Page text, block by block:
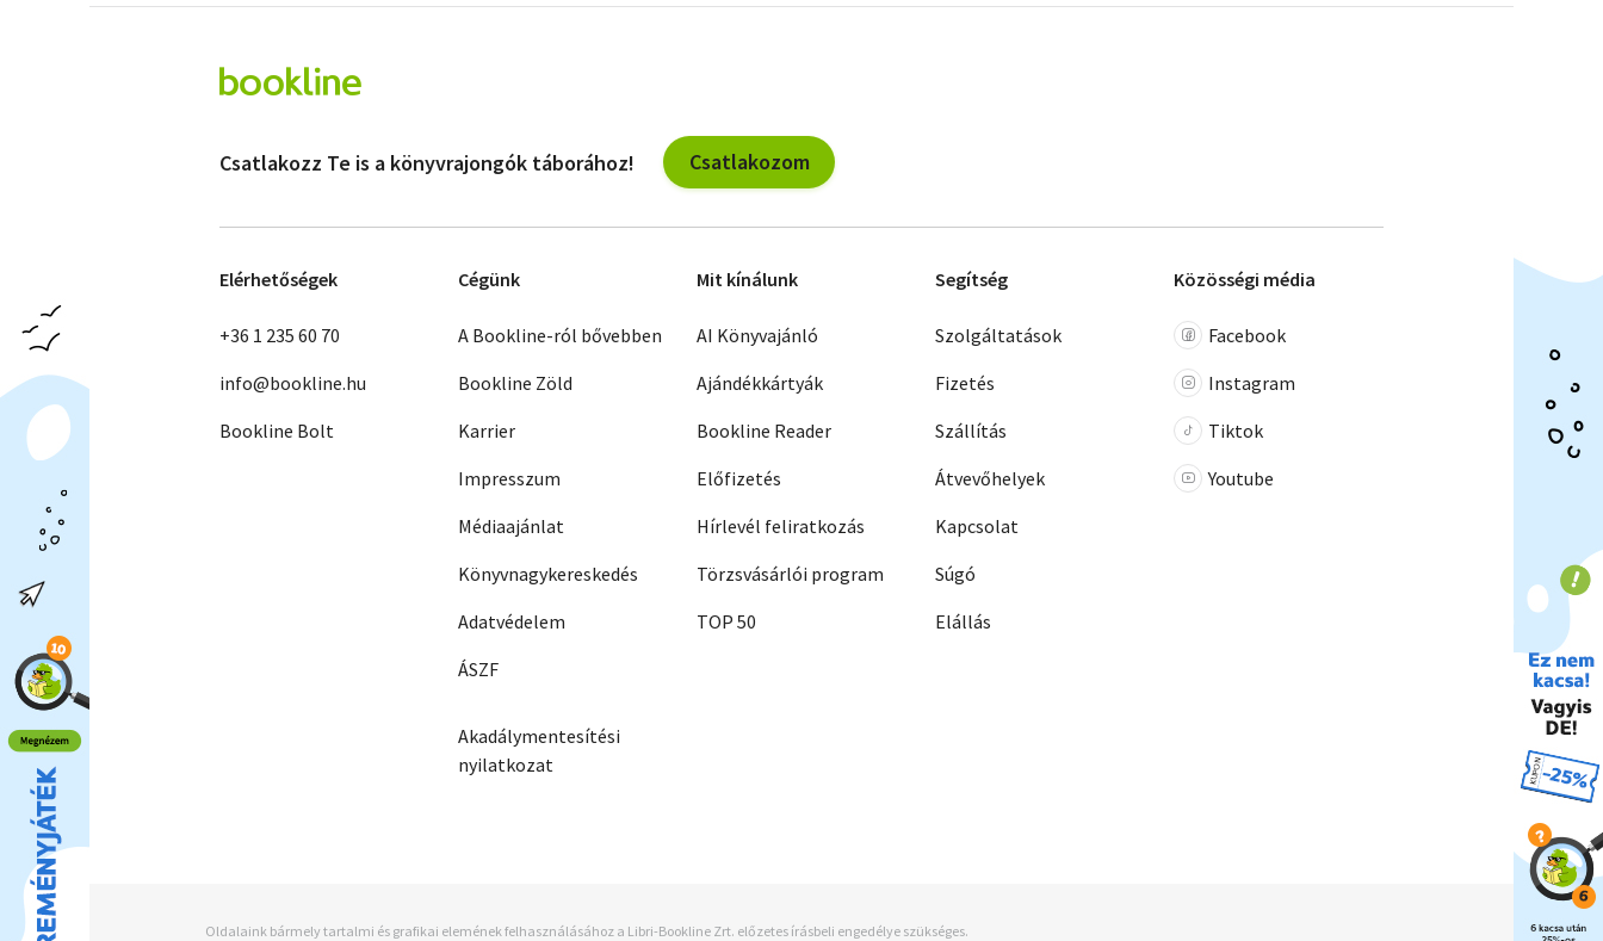
szűrők
Csatlakozz Te is a könyvrajongók táborához! Csatlakozom
Elérhetőségek
+36 1 235 60 70
info@bookline.hu
Bookline Bolt
Cégünk
A Bookline-ról bővebben
Bookline Zöld
Karrier
Impresszum
Médiaajánlat
Könyvnagykereskedés
Adatvédelem
ÁSZF
Akadálymentesítési
nyilatkozat
Mit kínálunk
AI Könyvajánló
Ajándékkártyák
Bookline Reader
Előfizetés
Hírlevél feliratkozás
Törzsvásárlói program
TOP 50
Segítség
Szolgáltatások
Fizetés
Szállítás
Átvevőhelyek
Kapcsolat
Súgó
Elállás
Közösségi média
Facebook
Instagram
Tiktok
Youtube
Oldalaink bármely tartalmi és grafikai elemének felhasználásához a Libri-Bookline Zrt. előzetes írásbeli engedélye szükséges.